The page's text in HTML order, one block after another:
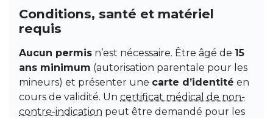
Conditions, santé et matériel
requis
Aucun permis n’est nécessaire. Être âgé de 15
ans minimum (autorisation parentale pour les
mineurs) et présenter une carte d’identité en
cours de validité. Un certificat médical de non-
contre-indication peut être demandé pour les